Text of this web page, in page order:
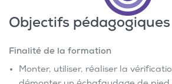
Objectifs pédagogiques
Finalité de la formation
Monter, utiliser, réaliser la